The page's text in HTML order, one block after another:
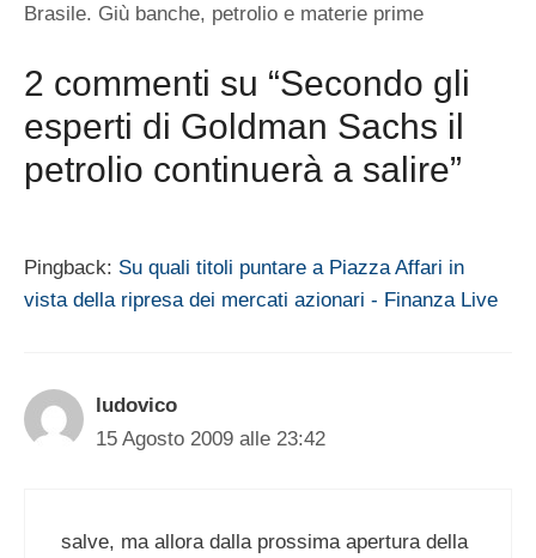
Brasile. Giù banche, petrolio e materie prime
2 commenti su “Secondo gli
esperti di Goldman Sachs il
petrolio continuerà a salire”
Pingback: Su quali titoli puntare a Piazza Affari in
vista della ripresa dei mercati azionari - Finanza Live
ludovico
15 Agosto 2009 alle 23:42
salve, ma allora dalla prossima apertura della